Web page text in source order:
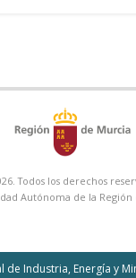
Todos los derechos
Autónoma de la Región
de Industria, Energía y